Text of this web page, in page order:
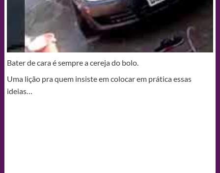
Bater de cara é sempre a cereja do bolo.
Uma lição pra quem insiste em colocar em prática essas
ideias…